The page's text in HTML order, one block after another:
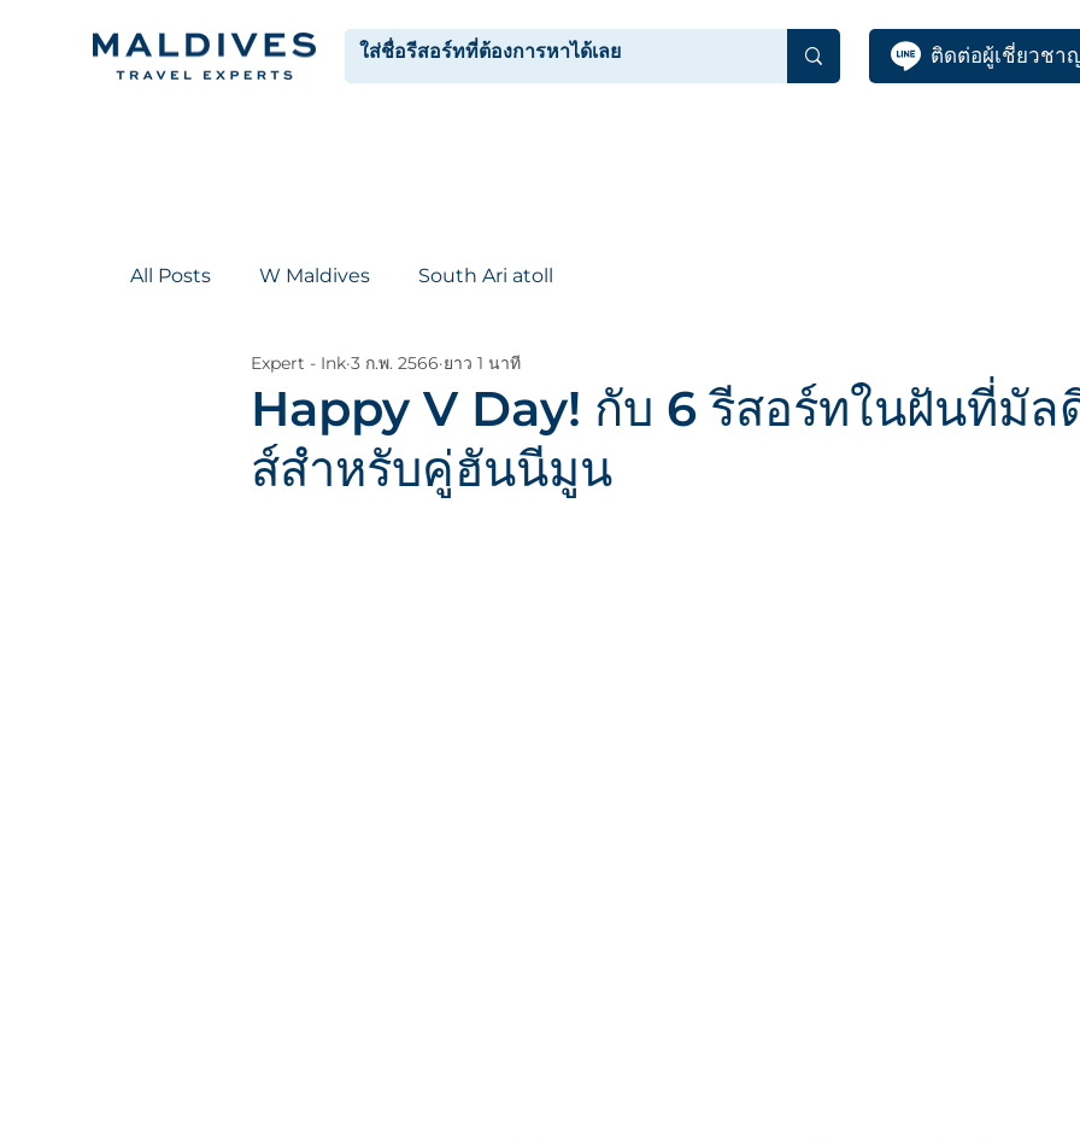
ติดต่อผู้เชี่ยวชา
All Posts W Maldives South Ari atoll
Happy V Day! กับ 6 รีสอร์ทในฝันที่มัล
ส์สำหรับคู่ฮันนีมูน
Expert - Ink 3 ก.พ. 2566 ยาว 1 นาที